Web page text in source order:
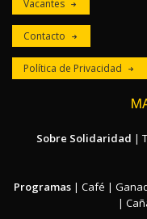
Vacantes
Contacto
Política de Privacidad
Sobre Solidaridad |
Programas | Café |
|